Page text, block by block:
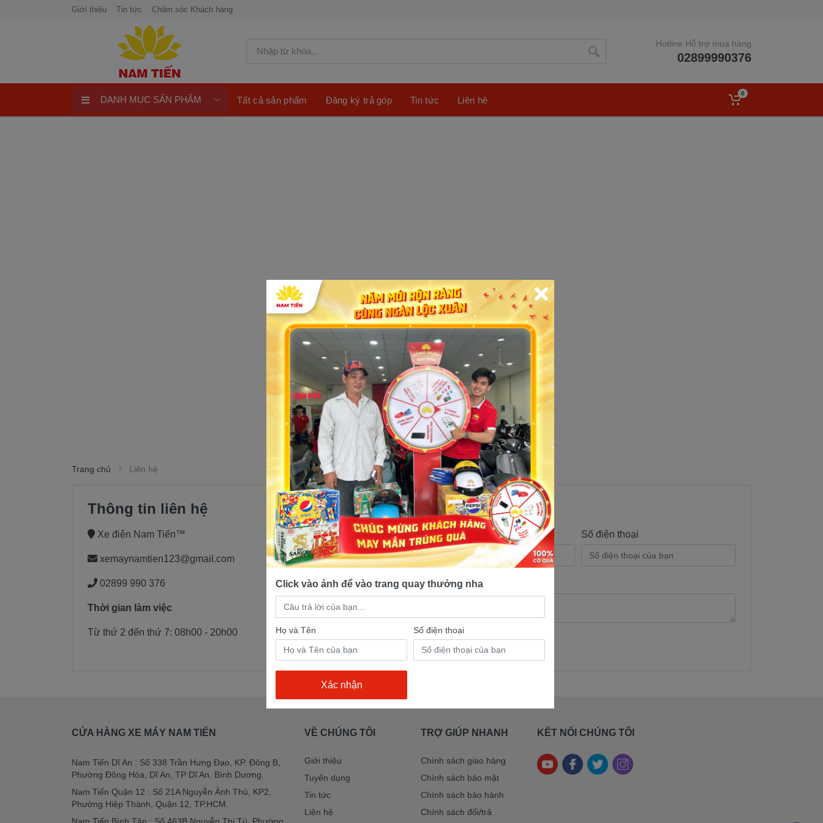
Giới thiệu Tin tức Chăm sóc Khách hàng
Hotline Hỗ trợ mua hàng
02899990376
DANH MỤC SẢN PHẨM Tất cả sản phẩm Đăng ký trả góp Tin tức Liên hệ
0
Trang chủ Liên hệ
Thông tin liên hệ
Xe điện Nam Tiến™
xemaynamtien123@gmail.com
02899 990 376
Thời gian làm việc
Từ thứ 2 đến thứ 7: 08h00 - 20h00
Gửi liên hệ
Họ tên của bạn Số điện thoại
Nội dung
CỬA HÀNG XE MÁY NAM TIẾN
Nam Tiến Dĩ An : Số 338 Trần Hưng Đạo, KP. Đông B,
Phường Đông Hòa, Dĩ An, TP Dĩ An, Bình Dương.
Nam Tiến Quận 12 : Số 21A Nguyễn Ảnh Thủ, KP2,
Phường Hiệp Thành, Quận 12, TP.HCM.
Nam Tiến Bình Tân : Số 463B Nguyễn Thị Tú, Phường
VỀ CHÚNG TÔI
Giới thiệu
Tuyển dụng
Tin tức
Liên hệ
TRỢ GIÚP NHANH
Chính sách giao hàng
Chính sách bảo mật
Chính sách bảo hành
Chính sách đổi/trả
KẾT NỐI CHÚNG TÔI
Click vào ảnh để vào trang quay thưởng nha
Họ và Tên Số điện thoại